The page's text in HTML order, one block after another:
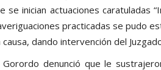
se inician actuaciones caratuladas
practicadas se pudo
dando intervención del
denunció que le